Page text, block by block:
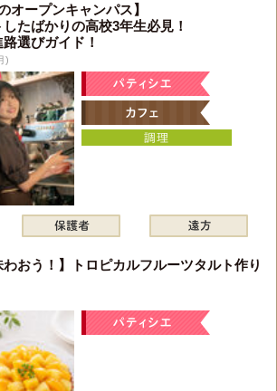
オープンキャンパス】
たばかりの高校3年生必見！
選びガイド！
)
わおう！】トロピカルフルーツタルト作り